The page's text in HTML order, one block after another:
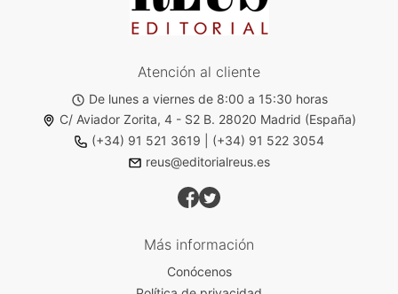
Atención al cliente
De lunes a viernes de 8:00 a 15:30 horas
C/ Aviador Zorita, 4 - S2 B. 28020 Madrid (España)
(+34) 91 521 3619
(+34) 91 522 3054
reus@editorialreus.es
Más información
Conócenos